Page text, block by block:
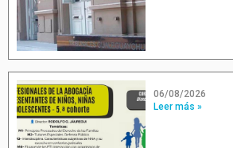
06/08/2026
Leer más »